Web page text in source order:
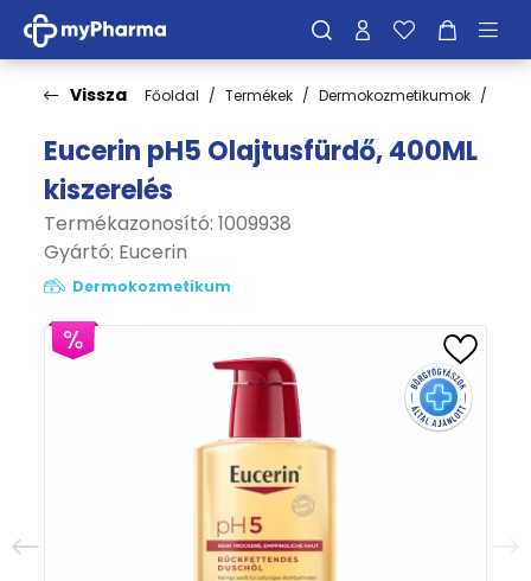
Vissza Főoldal Termékek Dermokozmetikumok
Eucerin pH5 Olajtusfürdő, 400ML
kiszerelés
Termékazonosító: 1009938
Gyártó: Eucerin
Dermokozmetikum